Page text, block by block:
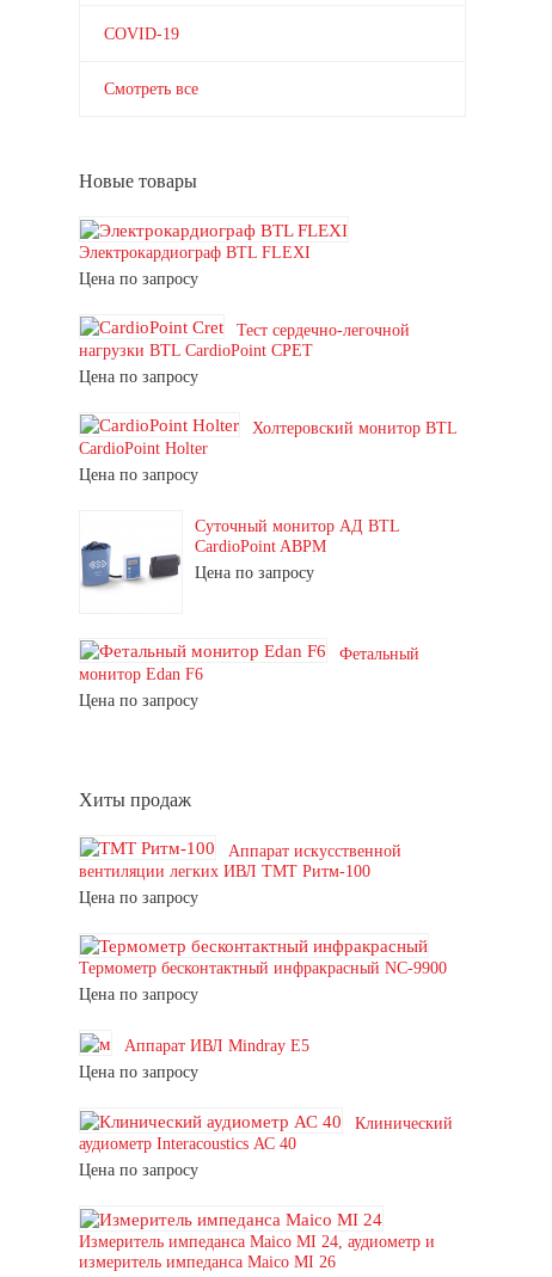
COVID-19
Смотреть все
Новые товары
Электрокардиограф BTL FLEXI
Цена по запросу
Тест сердечно-легочной
нагрузки BTL CardioPoint CPET
Цена по запросу
Холтеровский монитор BTL
CardioPoint Holter
Цена по запросу
Суточный монитор АД BTL
CardioPoint ABPM
Цена по запросу
Фетальный
монитор Edan F6
Цена по запросу
Хиты продаж
Аппарат искусственной
вентиляции легких ИВЛ ТМТ Ритм-100
Цена по запросу
Термометр бесконтактный инфракрасный NC-9900
Цена по запросу
Аппарат ИВЛ Mindray E5
Цена по запросу
Клинический
аудиометр Interacoustics АС 40
Цена по запросу
Измеритель импеданса Maico MI 24, аудиометр и
измеритель импеданса Maico MI 26